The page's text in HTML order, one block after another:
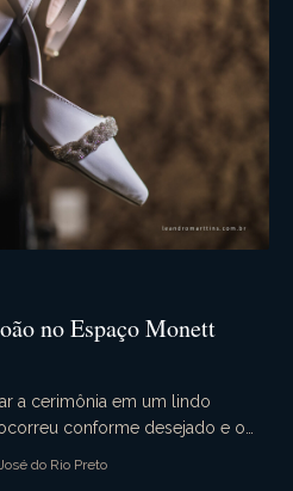
no Espaço Monett
a cerimônia em um lindo
conforme desejado e o
do Rio Preto